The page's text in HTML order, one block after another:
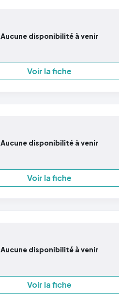
Aucune disponibilité à venir
Voir la fiche
Aucune disponibilité à venir
Voir la fiche
Aucune disponibilité à venir
Voir la fiche